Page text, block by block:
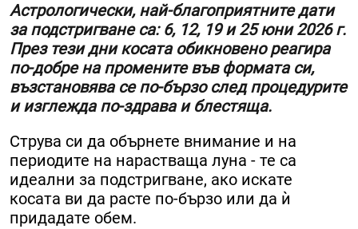
Астрологически, най-благоприятните дати
за подстригване са: 6, 12, 19 и 25 юни 2026 г.
През тези дни косата обикновено реагира
по-добре на промените във формата си,
възстановява се по-бързо след процедурите
и изглежда по-здрава и блестяща.
Струва си да обърнете внимание и на
периодите на нарастваща луна - те са
идеални за подстригване, ако искате
косата ви да расте по-бързо или да ѝ
придадате обем.